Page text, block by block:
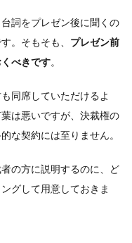
詞をプレゼン後に聞くの
。そもそも、 プレゼン前
べきです。
同席していただけるよ
は悪いですが、決裁権の
な契約には至りません。
の方に説明するのに、ど
グして用意しておきま